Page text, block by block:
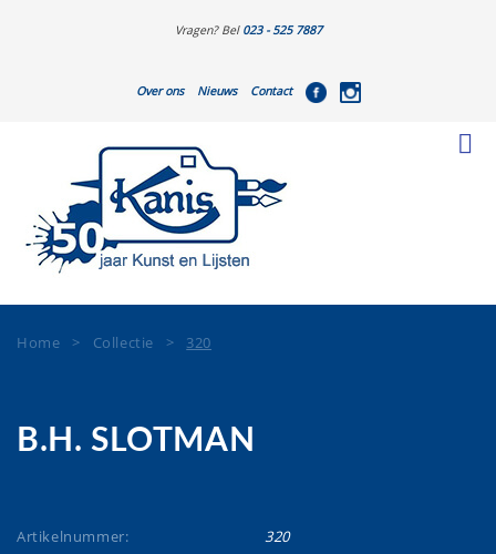
Vragen? Bel 023 - 525 7887
Over ons Nieuws Contact
Home > Collectie > 320
B.H. SLOTMAN
Artikelnummer:
320